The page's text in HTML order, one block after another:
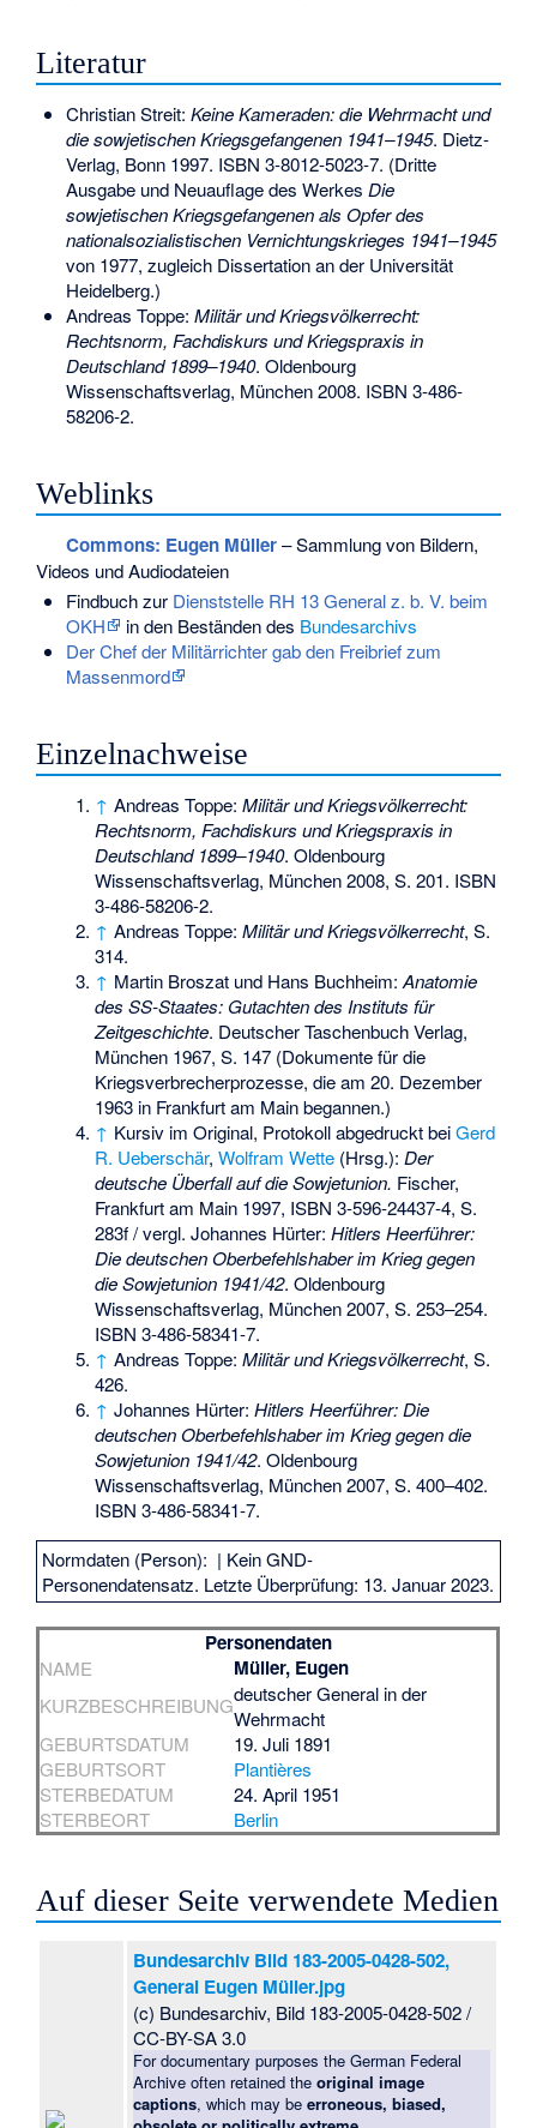
Literatur
Christian Streit: Keine Kameraden: die Wehrmacht und
die sowjetischen Kriegsgefangenen 1941–1945. Dietz-
Verlag, Bonn 1997. ISBN 3-8012-5023-7. (Dritte
Ausgabe und Neuauflage des Werkes Die
sowjetischen Kriegsgefangenen als Opfer des
nationalsozialistischen Vernichtungskrieges 1941–1945
von 1977, zugleich Dissertation an der Universität
Heidelberg.)
Andreas Toppe: Militär und Kriegsvölkerrecht:
Rechtsnorm, Fachdiskurs und Kriegspraxis in
Deutschland 1899–1940. Oldenbourg
Wissenschaftsverlag, München 2008. ISBN 3-486-
58206-2.
Weblinks
Commons: Eugen Müller– Sammlung von Bildern,
Videos und Audiodateien
Findbuch zur Dienststelle RH 13 General z. b. V. beim
OKH
in den Beständen des Bundesarchivs
Der Chef der Militärrichter gab den Freibrief zum
Massenmord
Einzelnachweise
↑ Andreas Toppe:Militär und Kriegsvölkerrecht:
Rechtsnorm, Fachdiskurs und Kriegspraxis in
Deutschland 1899–1940. Oldenbourg
Wissenschaftsverlag, München 2008, S. 201. ISBN
3-486-58206-2.
↑ Andreas Toppe:Militär und Kriegsvölkerrecht, S.
314.
↑ Martin Broszat und Hans Buchheim:Anatomie
des SS-Staates: Gutachten des Instituts für
Zeitgeschichte. Deutscher Taschenbuch Verlag,
München 1967, S. 147 (Dokumente für die
Kriegsverbrecherprozesse, die am 20. Dezember
1963 in Frankfurt am Main begannen.)
↑ Kursiv im Original, Protokoll abgedruckt beiGerd
R. Ueberschär,Wolfram Wette (Hrsg.):Der
deutsche Überfall auf die Sowjetunion. Fischer,
Frankfurt am Main 1997, ISBN 3-596-24437-4, S.
283f / vergl. Johannes Hürter:Hitlers Heerführer:
Die deutschen Oberbefehlshaber im Krieg gegen
die Sowjetunion 1941/42. Oldenbourg
Wissenschaftsverlag, München 2007, S. 253–254.
ISBN 3-486-58341-7.
↑ Andreas Toppe:Militär und Kriegsvölkerrecht, S.
426.
↑ Johannes Hürter:Hitlers Heerführer: Die
deutschen Oberbefehlshaber im Krieg gegen die
Sowjetunion 1941/42. Oldenbourg
Wissenschaftsverlag, München 2007, S. 400–402.
ISBN 3-486-58341-7.
Normdaten (Person): | Kein GND-
Personendatensatz. Letzte Überprüfung: 13. Januar 2023.
Personendaten
NAME Müller, Eugen
KURZBESCHREIBUNGdeutscher General in der
Wehrmacht
GEBURTSDATUM
19. Juli 1891
GEBURTSORT
Plantières
STERBEDATUM
24. April 1951
STERBEORT
Berlin
Auf dieser Seite verwendete Medien
Bundesarchiv Bild 183-2005-0428-502,
General Eugen Müller.jpg
(c) Bundesarchiv, Bild 183-2005-0428-502 /
CC-BY-SA 3.0
For documentary purposes the German Federal
Archive often retained theoriginal image
captions, which may beerroneous, biased,